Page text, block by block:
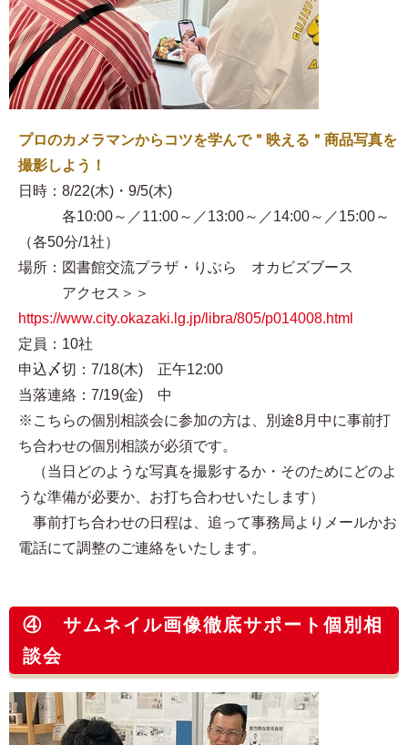
プロのカメラマンからコツを学んで＂映える＂商品写真を
撮影しよう！
日時：8/22(木)・9/5(木)
各10:00～／11:00～／13:00～／14:00～／15:00～
（各50分/1社）
場所：図書館交流プラザ・りぶら オカビズブース
アクセス＞＞
https://www.city.okazaki.lg.jp/libra/805/p014008.html
定員：10社
申込〆切：7/18(木) 正午12:00
当落連絡：7/19(金) 中
※こちらの個別相談会に参加の方は、別途8月中に事前打
ち合わせの個別相談が必須です。
（当日どのような写真を撮影するか・そのためにどのよ
うな準備が必要か、お打ち合わせいたします）
事前打ち合わせの日程は、追って事務局よりメールかお
電話にて調整のご連絡をいたします。
④ サムネイル画像徹底サポート個別相
談会